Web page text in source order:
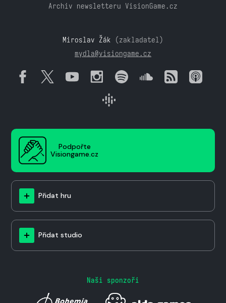
Archiv newsletteru VisionGame.cz
Miroslav Žák (zakladatel)
mydla@visiongame.cz
Podpořte
Visiongame.cz
Přidat hru
Přidat studio
Naši sponzoři